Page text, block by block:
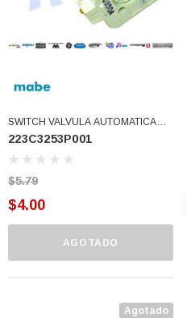
SWITCH VALVULA AUTOMATICA
USAR 223C3253P002
DESCONTINUADO
(223C3253P001)
223C3253P001
$5.79
$4.00
AGOTADO
Agotado